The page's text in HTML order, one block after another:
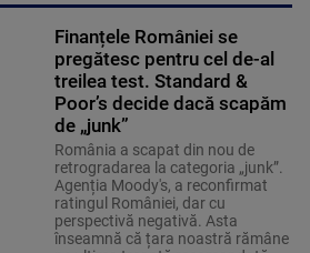
Finanțele României se
pregătesc pentru cel de-al
treilea test. Standard &
Poor’s decide dacă scapăm
de „junk”
România a scapat din nou de
retrogradarea la categoria „junk”.
Agenția Moody's, a reconfirmat
ratingul României, dar cu
perspectivă negativă. Asta
înseamnă că țara noastră rămâne